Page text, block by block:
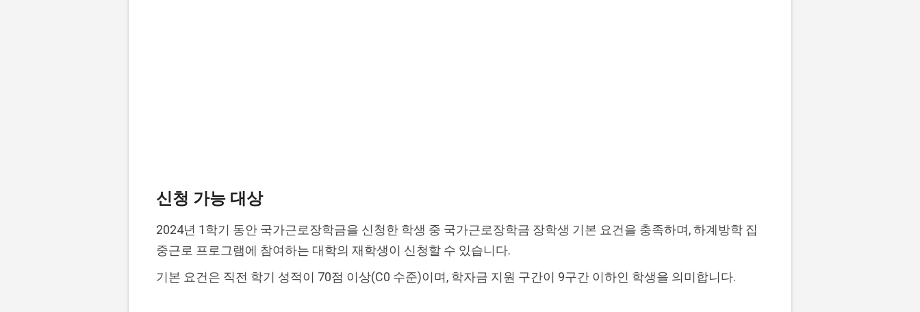
신청 가능 대상
2024년 1학기 동안 국가근로장학금을 신청한 학생 중 국가근로장학금 장학생 기본 요건을 충족하며, 하계방학 집
중근로 프로그램에 참여하는 대학의 재학생이 신청할 수 있습니다.
기본 요건은 직전 학기 성적이 70점 이상(C0 수준)이며, 학자금 지원 구간이 9구간 이하인 학생을 의미합니다.